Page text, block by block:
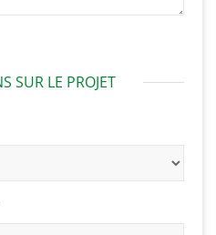
SUR LE PROJET